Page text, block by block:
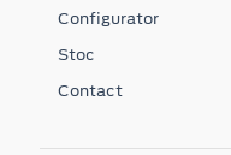
Configurator
Stoc
Contact